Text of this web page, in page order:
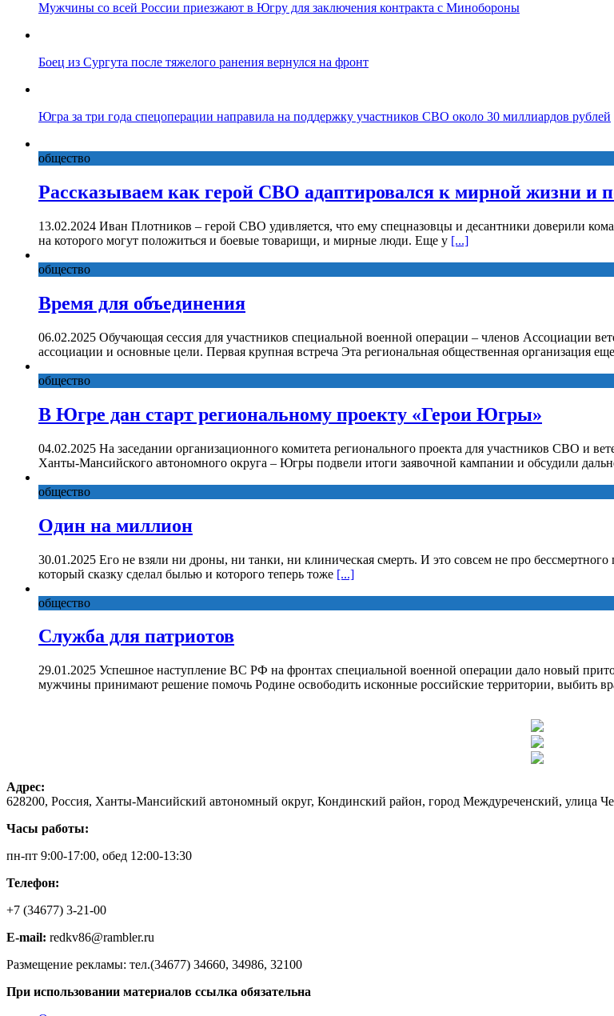
Мужчины со всей России приезжают в Югру для заключения контракта с Минобороны
Боец из Сургута после тяжелого ранения вернулся на фронт
Югра за три года спецоперации направила на поддержку участников СВО около 30 миллиардов рублей
общество
Рассказываем как герой СВО адаптировался к мирной жизни и
13.02.2024 Иван Плотников – герой СВО удивляется, что ему спецназовцы и десантники доверили
на которого могут положиться и боевые товарищи, и мирные люди. Еще у [...]
общество
Время для объединения
06.02.2025 Обучающая сессия для участников специальной военной операции – членов Ассоциации
ассоциации и основные цели. Первая крупная встреча Эта региональная общественная организация
общество
В Югре дан старт региональному проекту «Герои Югры»
04.02.2025 На заседании организационного комитета регионального проекта для участников СВО и
Ханты-Мансийского автономного округа – Югры подвели итоги заявочной кампании и обсудили
общество
Один на миллион
30.01.2025 Его не взяли ни дроны, ни танки, ни клиническая смерть. И это совсем не про
который сказку сделал былью и которого теперь тоже [...]
общество
Служба для патриотов
29.01.2025 Успешное наступление ВС РФ на фронтах специальной военной операции дало новый
мужчины принимают решение помочь Родине освободить исконные российские территории, выбить
Адрес:
628200, Россия, Ханты-Мансийский автономный округ, Кондинский район, город Междуреченский, улица
Часы работы:
пн-пт 9:00-17:00, обед 12:00-13:30
Телефон:
+7 (34677) 3-21-00
E-mail: redkv86@rambler.ru
Размещение рекламы: тел.(34677) 34660, 34986, 32100
При использовании материалов ссылка обязательна